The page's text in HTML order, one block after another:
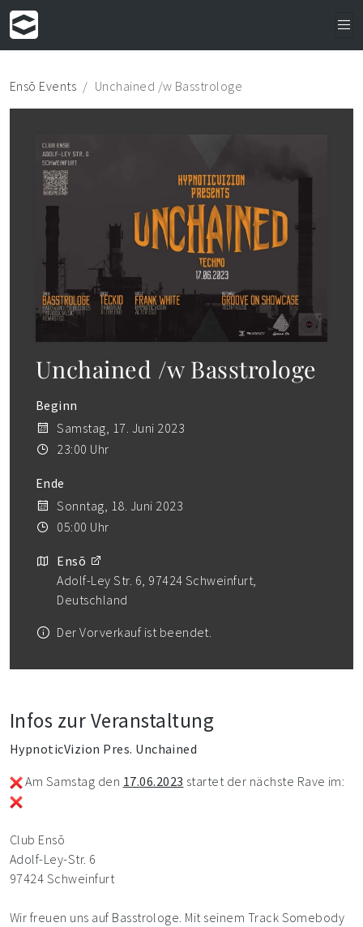
Ensō Events Unchained /w Basstrologe
Unchained /w Basstrologe
Beginn
Samstag, 17. Juni 2023
23:00 Uhr
Ende
Sonntag, 18. Juni 2023
05:00 Uhr
Ensō
Adolf-Ley Str. 6, 97424 Schweinfurt,
Deutschland
Der Vorverkauf ist beendet.
Infos zur Veranstaltung
HypnoticVizion Pres. Unchained
Am Samstag den 17.06.2023 startet der nächste Rave im:
Club Ensō
Adolf-Ley-Str. 6
97424 Schweinfurt
Wir freuen uns auf Basstrologe. Mit seinem Track Somebody